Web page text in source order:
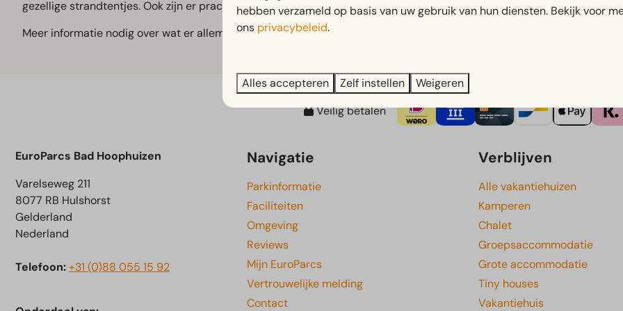
gezellige strandtentjes. Ook zijn er prachtige wandel of fietsroutes rondom het meer. Geniet van alles wat de natuur
Meer informatie nodig over wat er allemaal te doen is op of rondom het Veluwemeer? Of bijvoorbeeld een sup of
Veilig betalen
EuroParcs Bad Hoophuizen
Varelseweg 211
8077 RB Hulshorst
Gelderland
Nederland
Telefoon:+31 (0)88 055 15 92
Navigatie
Parkinformatie
Faciliteiten
Omgeving
Reviews
Mijn EuroParcs
Vertrouwelijke melding
Contact
Verblijven
Alle vakantiehuizen
Kamperen
Chalet
Groepsaccommodatie
Grote accommodatie
Tiny houses
Vakantiehuis
hebben verzameld op basis van uw gebruik van hun diensten. Bekijk voor
ons privacybeleid.
Alles accepteren Zelf instellen Weigeren